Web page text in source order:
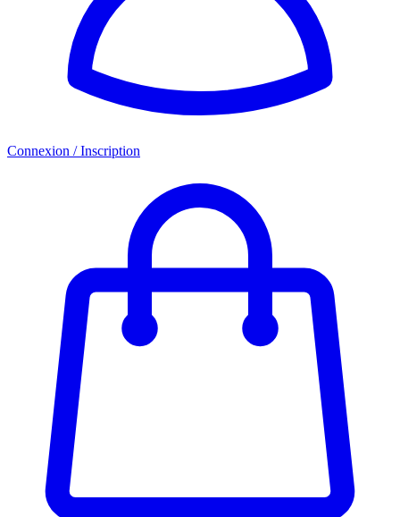
Connexion / Inscription